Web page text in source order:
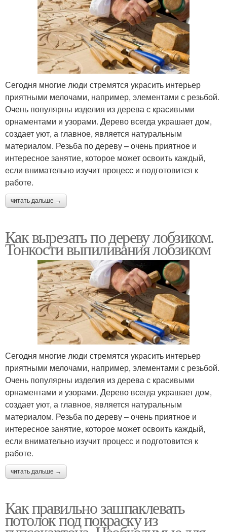
Сегодня многие люди стремятся украсить интерьер
приятными мелочами, например, элементами с резьбой.
Очень популярны изделия из дерева с красивыми
орнаментами и узорами. Дерево всегда украшает дом,
создает уют, а главное, является натуральным
материалом. Резьба по дереву – очень приятное и
интересное занятие, которое может освоить каждый,
если внимательно изучит процесс и подготовится к
работе.
читать дальше →
Как вырезать по дереву лобзиком.
Тонкости выпиливания лобзиком
Сегодня многие люди стремятся украсить интерьер
приятными мелочами, например, элементами с резьбой.
Очень популярны изделия из дерева с красивыми
орнаментами и узорами. Дерево всегда украшает дом,
создает уют, а главное, является натуральным
материалом. Резьба по дереву – очень приятное и
интересное занятие, которое может освоить каждый,
если внимательно изучит процесс и подготовится к
работе.
читать дальше →
Как правильно зашпаклевать
потолок под покраску из